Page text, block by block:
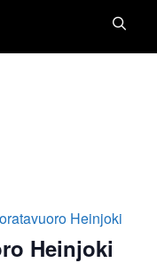
Heinjoki
Heinjoki